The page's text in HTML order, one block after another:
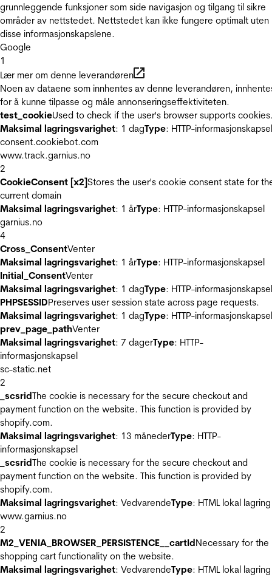
grunnleggende funksjoner som side navigasjon og tilgang til sikre
områder av nettstedet. Nettstedet kan ikke fungere optimalt uten
disse informasjonskapslene.
Google
1
Lær mer om denne leverandøren
Noen av dataene som innhentes av denne leverandøren,
for å kunne tilpasse og måle annonseringseffektiviteten.
test_cookieUsed to check if the user's browser supports
Maksimal lagringsvarighet: 1 dagType: HTTP-informasjonskapsel
consent.cookiebot.com
www.track.garnius.no
2
CookieConsent [x2]Stores the user's cookie consent state for
current domain
Maksimal lagringsvarighet: 1 årType: HTTP-informasjonskapsel
garnius.no
4
Cross_ConsentVenter
Maksimal lagringsvarighet: 1 årType: HTTP-informasjonskapsel
Initial_ConsentVenter
Maksimal lagringsvarighet: 1 dagType: HTTP-informasjonskapsel
PHPSESSIDPreserves user session state across page requests.
Maksimal lagringsvarighet: 1 dagType: HTTP-informasjonskapsel
prev_page_pathVenter
Maksimal lagringsvarighet: 7 dagerType: HTTP-
informasjonskapsel
sc-static.net
2
_scsridThe cookie is necessary for the secure checkout and
payment function on the website. This function is provided by
shopify.com.
Maksimal lagringsvarighet: 13 månederType: HTTP-
informasjonskapsel
_scsridThe cookie is necessary for the secure checkout and
payment function on the website. This function is provided by
shopify.com.
Maksimal lagringsvarighet: VedvarendeType: HTML lokal lagring
www.garnius.no
2
M2_VENIA_BROWSER_PERSISTENCE__cartIdNecessary for the
shopping cart functionality on the website.
Maksimal lagringsvarighet: VedvarendeType: HTML lokal lagring